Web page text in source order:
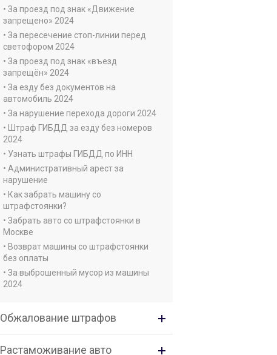
• За проезд под знак «Движение
запрещено» 2024
• За пересечение стоп-линии перед
светофором 2024
• За проезд под знак «въезд
запрещён» 2024
• За езду без документов на
автомобиль 2024
• За нарушение перехода дороги 2024
• Штраф ГИБДД за езду без номеров
2024
• Узнать штрафы ГИБДД по ИНН
• Административный арест за
нарушение
• Как забрать машину со
штрафстоянки?
• Забрать авто со штрафстоянки в
Москве
• Возврат машины со штрафстоянки
без оплаты
• За выброшенный мусор из машины
2024
Обжалование штрафов
Растаможивание авто